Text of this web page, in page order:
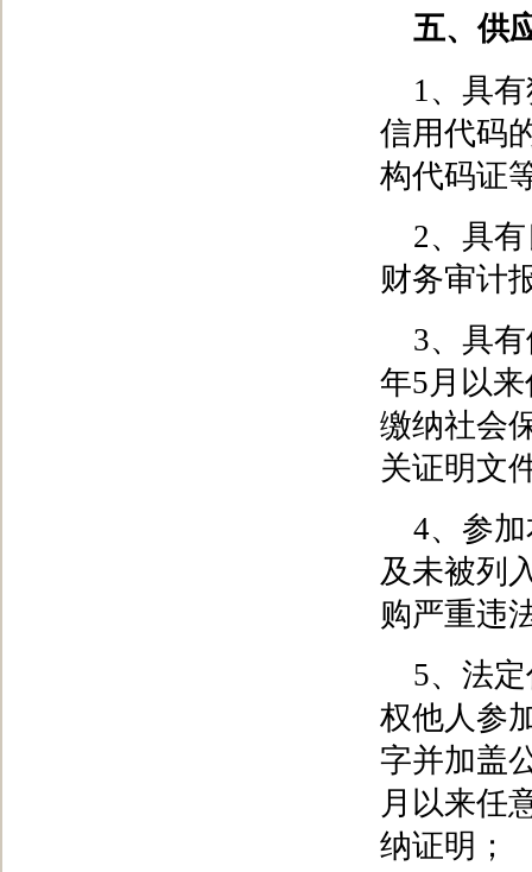
五、供
1、具
信用代码
构代码证
2、具
财务审计
3、具
年5月以
缴纳社会
关证明文
4、参
及未被列
购严重违
5、法
权他人参
字并加盖
月以来任
纳证明；